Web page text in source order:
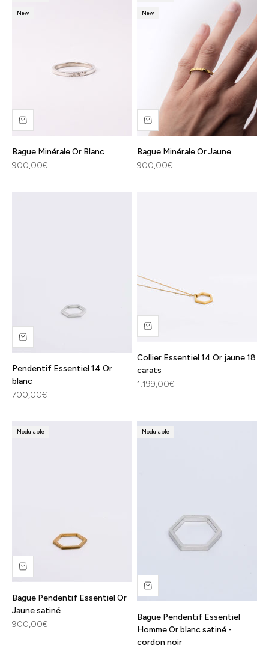
New
Bague Minérale Or Blanc
Prix de vente
900,00€
New
Bague Minérale Or Jaune
Prix de vente
900,00€
Pendentif Essentiel 14 Or
blanc
Prix de vente
700,00€
Collier Essentiel 14 Or jaune 18
carats
Prix de vente
1.199,00€
Modulable
Bague Pendentif Essentiel Or
Jaune satiné
Prix de vente
900,00€
Modulable
Bague Pendentif Essentiel
Homme Or blanc satiné -
cordon noir